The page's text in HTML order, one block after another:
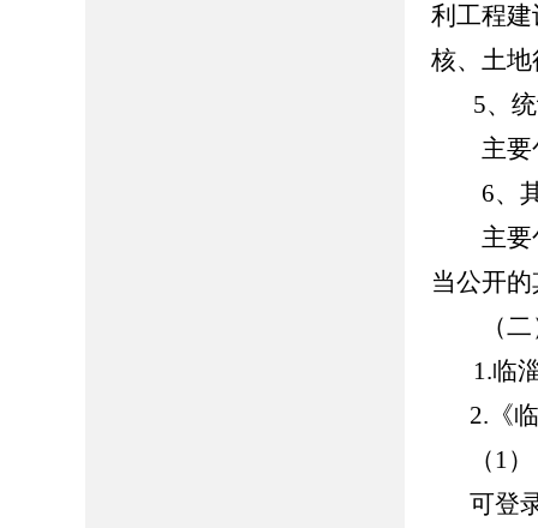
利工程
核、土
5、统
主要包
6、
主要包
当公开
（二
1.临淄
2.《
（1
可登